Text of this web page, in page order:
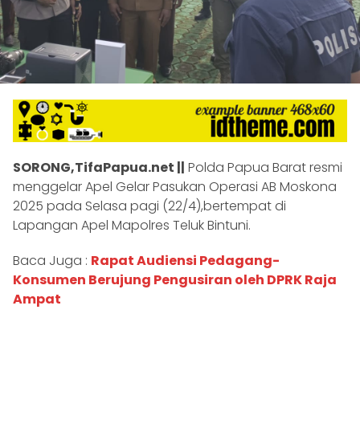
SORONG,TifaPapua.net || Polda Papua Barat resmi
menggelar Apel Gelar Pasukan Operasi AB Moskona
2025 pada Selasa pagi (22/4),bertempat di
Lapangan Apel Mapolres Teluk Bintuni.
Baca Juga : Rapat Audiensi Pedagang-
Konsumen Berujung Pengusiran oleh DPRK Raja
Ampat